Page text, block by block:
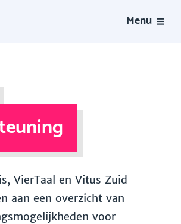
Menu
VierTaal en Vitus Zuid
aan een overzicht van
voor